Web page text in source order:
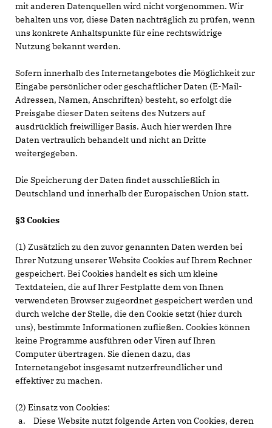
mit anderen Datenquellen wird nicht vorgenommen. Wir
behalten uns vor, diese Daten nachträglich zu prüfen, wenn
uns konkrete Anhaltspunkte für eine rechtswidrige
Nutzung bekannt werden.
Sofern innerhalb des Internetangebotes die Möglichkeit zur
Eingabe persönlicher oder geschäftlicher Daten (E-Mail-
Adressen, Namen, Anschriften) besteht, so erfolgt die
Preisgabe dieser Daten seitens des Nutzers auf
ausdrücklich freiwilliger Basis. Auch hier werden Ihre
Daten vertraulich behandelt und nicht an Dritte
weitergegeben.
Die Speicherung der Daten findet ausschließlich in
Deutschland und innerhalb der Europäischen Union statt.
§3 Cookies
(1) Zusätzlich zu den zuvor genannten Daten werden bei
Ihrer Nutzung unserer Website Cookies auf Ihrem Rechner
gespeichert. Bei Cookies handelt es sich um kleine
Textdateien, die auf Ihrer Festplatte dem von Ihnen
verwendeten Browser zugeordnet gespeichert werden und
durch welche der Stelle, die den Cookie setzt (hier durch
uns), bestimmte Informationen zufließen. Cookies können
keine Programme ausführen oder Viren auf Ihren
Computer übertragen. Sie dienen dazu, das
Internetangebot insgesamt nutzerfreundlicher und
effektiver zu machen.
(2) Einsatz von Cookies:
Diese Website nutzt folgende Arten von Cookies, deren